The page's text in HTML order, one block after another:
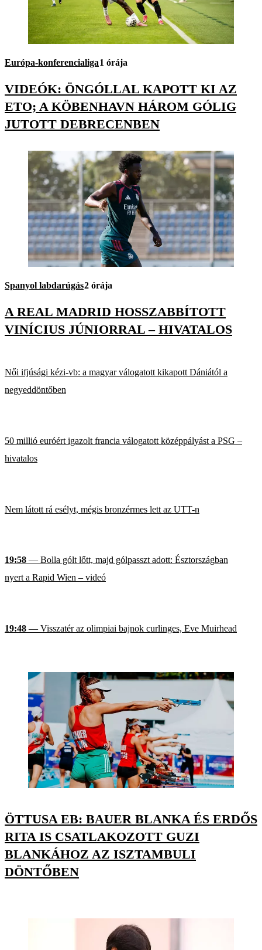
Európa-konferencialiga1 órája
VIDEÓK: ÖNGÓLLAL KAPOTT KI AZ
ETO; A KÖBENHAVN HÁROM GÓLIG
JUTOTT DEBRECENBEN
Spanyol labdarúgás2 órája
A REAL MADRID HOSSZABBÍTOTT
VINÍCIUS JÚNIORRAL – HIVATALOS
Női ifjúsági kézi-vb: a magyar válogatott kikapott Dániától a
negyeddöntőben
50 millió euróért igazolt francia válogatott középpályást a PSG –
hivatalos
Nem látott rá esélyt, mégis bronzérmes lett az UTT-n
19:58 — Bolla gólt lőtt, majd gólpasszt adott: Észtországban
nyert a Rapid Wien – videó
19:48 — Visszatér az olimpiai bajnok curlinges, Eve Muirhead
ÖTTUSA EB: BAUER BLANKA ÉS ERDŐS
RITA IS CSATLAKOZOTT GUZI
BLANKÁHOZ AZ ISZTAMBULI
DÖNTŐBEN